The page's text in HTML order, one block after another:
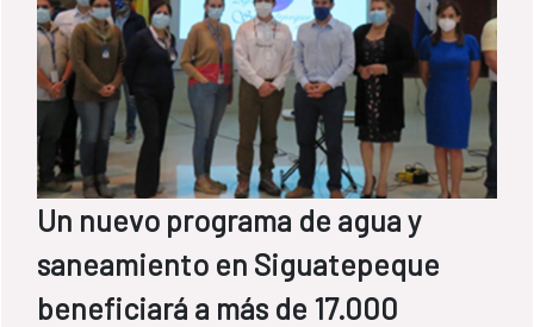
Un nuevo programa de agua y
saneamiento en Siguatepeque
beneficiará a más de 17.000